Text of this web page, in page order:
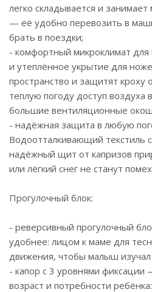
легко складывается и
— её удобно перевозить в
брать в поездки;
- комфортный микроклимат
и утеплённое укрытие для
пространство и защитят кроху
теплую погоду доступ воздуха
большие вентиляционные
- надёжная защита в любую
Водоотталкивающий текстиль
надёжный щит от капризов
или лёгкий снег не станут
Прогулочный блок:
- реверсивный прогулочный
удобнее: лицом к маме для
движения, чтобы малыш
- капор с 3 уровнями фиксации
возраст и потребности